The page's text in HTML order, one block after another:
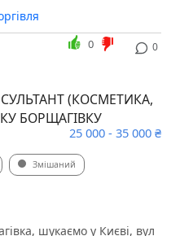
0
0
(КОСМЕТИКА,
БОРЩАГІВКУ
25 000 - 35 000 ₴
Змішаний
шукаємо у Києві, вул